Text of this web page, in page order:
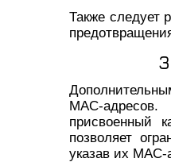
Также следует
MAC-
присвоенный
позволяет
указав их